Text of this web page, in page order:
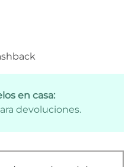
en casa:
devoluciones.